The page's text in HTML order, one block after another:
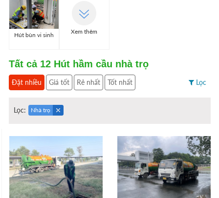
Hút bùn vi sinh Xem thêm
Tất cả 12 Hút hầm cầu nhà trọ
Đặt nhiều Giá tốt Rẻ nhất Tốt nhất Lọc
Lọc: Nhà trọ